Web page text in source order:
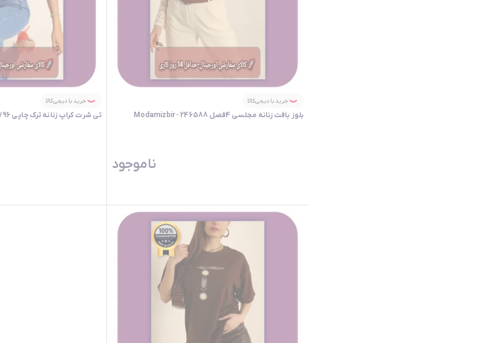
خرید با دیجی‌کالا
بلوز بافت زنانه مجلسی 4فصل 246588 -Modamizbir
ناموجود
خرید با دیجی‌کالا
تی شرت کراپ زنانه ترک چاپی 195796 -Modamizbir